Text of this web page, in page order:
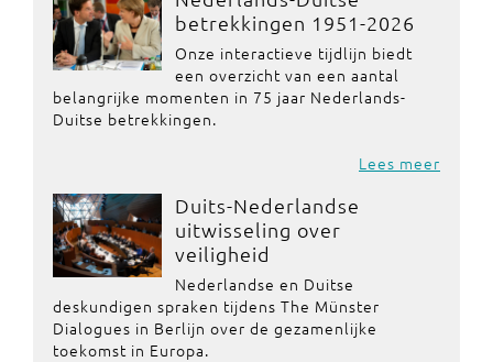
betrekkingen 1951-2026
Onze interactieve tijdlijn biedt
een overzicht van een aantal
belangrijke momenten in 75 jaar Nederlands-
Duitse betrekkingen.
Lees meer
Duits-Nederlandse
uitwisseling over
veiligheid
Nederlandse en Duitse
deskundigen spraken tijdens The Münster
Dialogues in Berlijn over de gezamenlijke
toekomst in Europa.